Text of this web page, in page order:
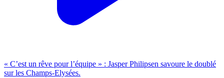
« C’est un rêve pour l’équipe » : Jasper Philipsen savoure le doublé
sur les Champs-Elysées.